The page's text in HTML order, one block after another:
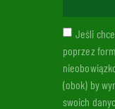
Jeśli
poprzez
(obok) by
swoich